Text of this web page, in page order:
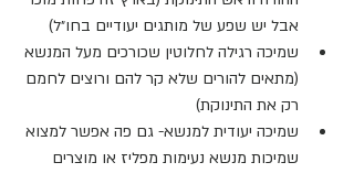
אבל יש שפע של מותגים יעודיים בחו״ל)
שמיכה רגילה לחלוטין שכורכים מעל המנשא
(מתאים להורים שלא קר להם ורוצים לחמם
רק את התינוקת)
שמיכה יעודית למנשא- גם פה אפשר למצוא
שמיכות מנשא נעימות מפליז או מוצרים